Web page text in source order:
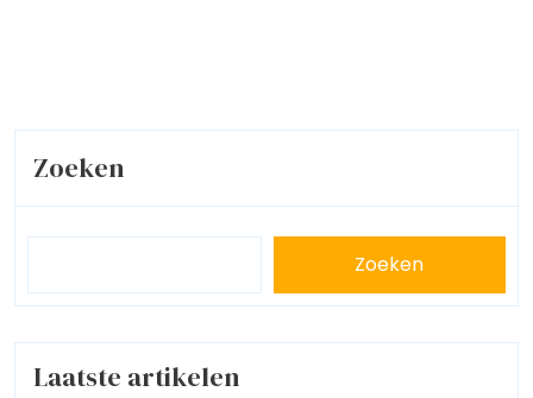
Zoeken
Zoeken
Laatste artikelen